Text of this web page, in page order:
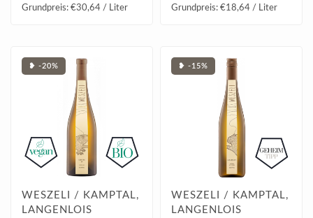
Grundpreis: €30,64 / Liter
Grundpreis: €18,64 / Liter
❥ -20%
WESZELI / KAMPTAL,
LANGENLOIS
❥ -15%
WESZELI / KAMPTAL,
LANGENLOIS